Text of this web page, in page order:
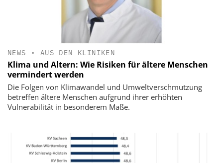
NEWS • AUS DEN KLINIKEN
Klima und Altern: Wie Risiken für ältere Menschen
vermindert werden
Die Folgen von Klimawandel und Umweltverschmutzung
betreffen ältere Menschen aufgrund ihrer erhöhten
Vulnerabilität in besonderem Maße.